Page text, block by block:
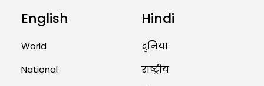
Unique Wedding: Twin Sisters
Priests Conducting Rituals...
August 1, 2026 11:24 AM
English
World
National
Hindi
दुनिया
राष्ट्रीय